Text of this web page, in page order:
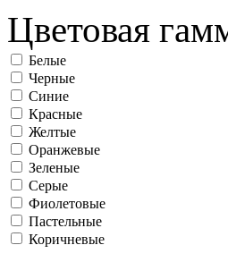
Цветовая
Белые
Черные
Синие
Красные
Желтые
Оранжевые
Зеленые
Серые
Фиолетовые
Пастельные
Коричневые